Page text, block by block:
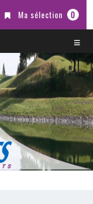
Ma sélection 0